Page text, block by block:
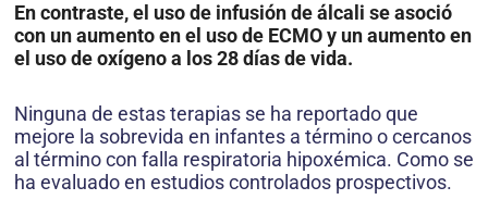
En contraste, el uso de infusión de álcali se asoció
con un aumento en el uso de ECMO y un aumento en
el uso de oxígeno a los 28 días de vida.
Ninguna de estas terapias se ha reportado que
mejore la sobrevida en infantes a término o cercanos
al término con falla respiratoria hipoxémica. Como se
ha evaluado en estudios controlados prospectivos.